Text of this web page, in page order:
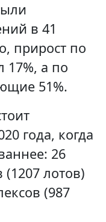
в 41
прирост по
17%, а по
51%.
года, когда
26
лотов)
(987